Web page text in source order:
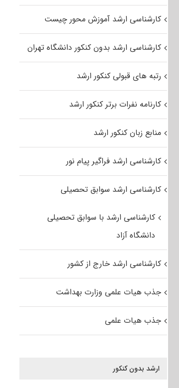
کارشناسی ارشد آموزش محور چیست
کارشناسی ارشد بدون کنکور دانشگاه تهران
رتبه های قبولی کنکور ارشد
کارنامه نفرات برتر کنکور ارشد
منابع زبان کنکور ارشد
کارشناسی ارشد فراگیر پیام نور
کارشناسی ارشد سوابق تحصیلی
کارشناسی ارشد با سوابق تحصیلی
دانشگاه آزاد
کارشناسی ارشد خارج از کشور
جذب هیات علمی وزارت بهداشت
جذب هیات علمی
ارشد بدون کنکور